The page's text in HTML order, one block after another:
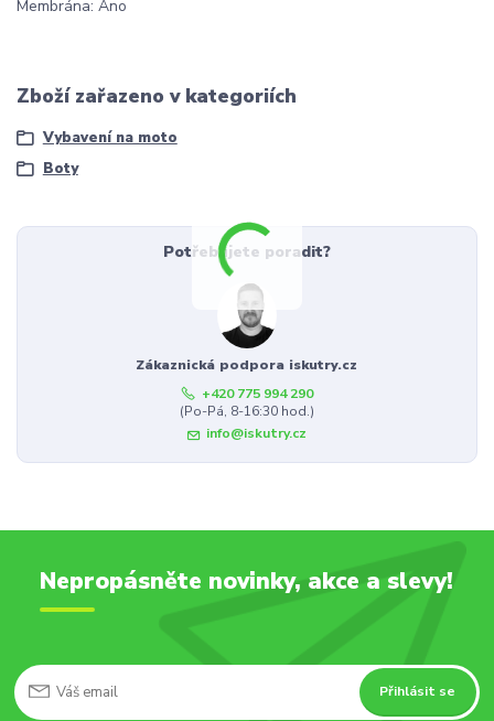
Membrána: Ano
Zboží zařazeno v kategoriích
Vybavení na moto
Boty
Potřebujete poradit?
Zákaznická podpora iskutry.cz
+420 775 994 290
(Po-Pá, 8-16:30 hod.)
info@iskutry.cz
Nepropásněte novinky, akce a slevy!
Přihlásit se